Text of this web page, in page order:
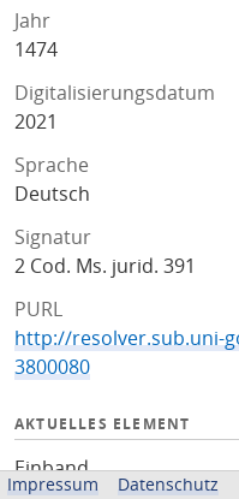
Jahr
1474
Digitalisierungsdatum
2021
Sprache
Deutsch
Signatur
2 Cod. Ms. jurid. 391
PURL
http://resolver.sub.uni-
3800080
AKTUELLES ELEMENT
Einband
Impressum Datenschutz